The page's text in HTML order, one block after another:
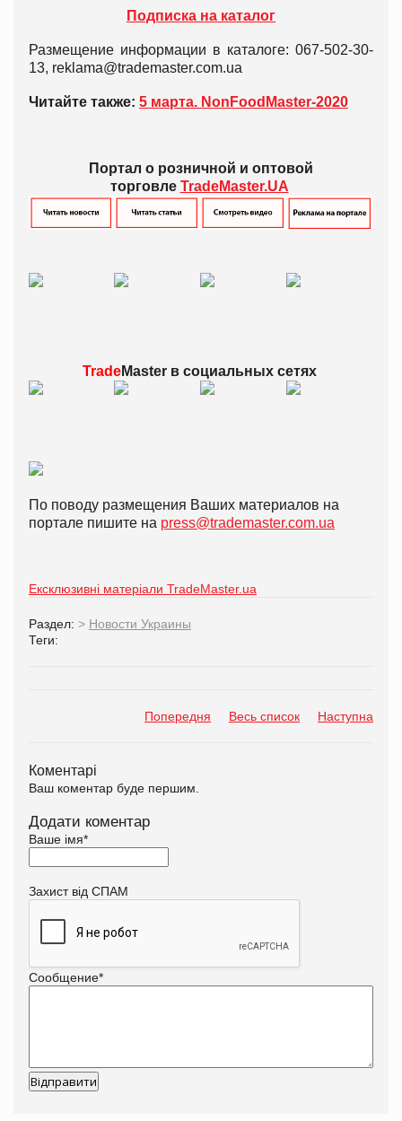
Подписка на каталог
Размещение информации в каталоге: 067-502-30-
13, reklama@trademaster.com.ua
Читайте также: 5 марта. NonFoodMaster-2020
Портал о розничной и оптовой
торговле TradeMaster.UA
TradeMaster всоциальных сетях
По поводу размещения Ваших материалов на
портале пишите на press@trademaster.com.ua
Ексклюзивні матеріали TradeMaster.ua
Раздел: > Новости Украины
Теги:
Попередня Весь список Наступна
Коментарі
Ваш коментар буде першим.
Додати коментар
Ваше імя*
Захист від СПАМ
Сообщение*